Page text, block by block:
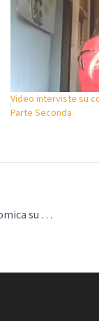
Video interviste su
Parte Seconda
Video interviste su impatto disoccupazione e situazione economica su equilibrio familiare e vissuto del bambino – 3